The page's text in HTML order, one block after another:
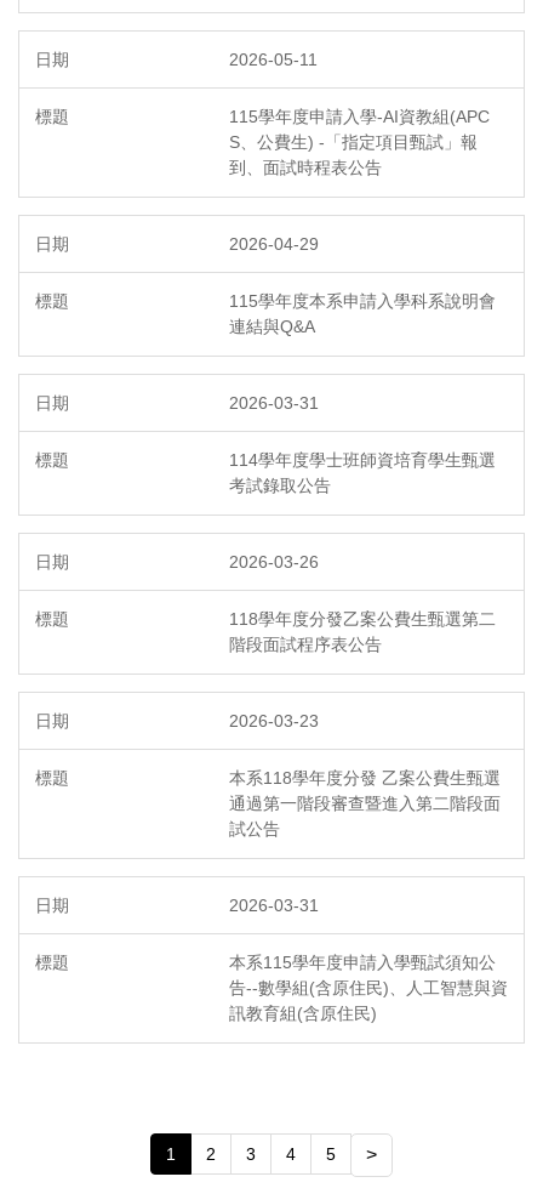
2026-05-11
115學年度申請入學-AI資教組(APC
S、公費生) -「指定項目甄試」報
到、面試時程表公告
2026-04-29
115學年度本系申請入學科系說明會
連結與Q&A
2026-03-31
114學年度學士班師資培育學生甄選
考試錄取公告
2026-03-26
118學年度分發乙案公費生甄選第二
階段面試程序表公告
2026-03-23
本系118學年度分發 乙案公費生甄選
通過第一階段審查暨進入第二階段面
試公告
2026-03-31
本系115學年度申請入學甄試須知公
告--數學組(含原住民)、人工智慧與資
訊教育組(含原住民)
1 2 3 4 5 >